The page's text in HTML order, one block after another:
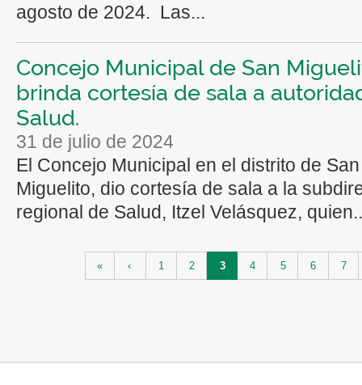
agosto de 2024. Las...
Concejo Municipal de San
brinda cortesía de sala a
Salud.
31 de julio de 2024
El Concejo Municipal en el distrito de San
Miguelito, dio cortesía de sala a la
regional de Salud, Itzel Velásquez,
« ‹ 1 2 3 4 5 6 7